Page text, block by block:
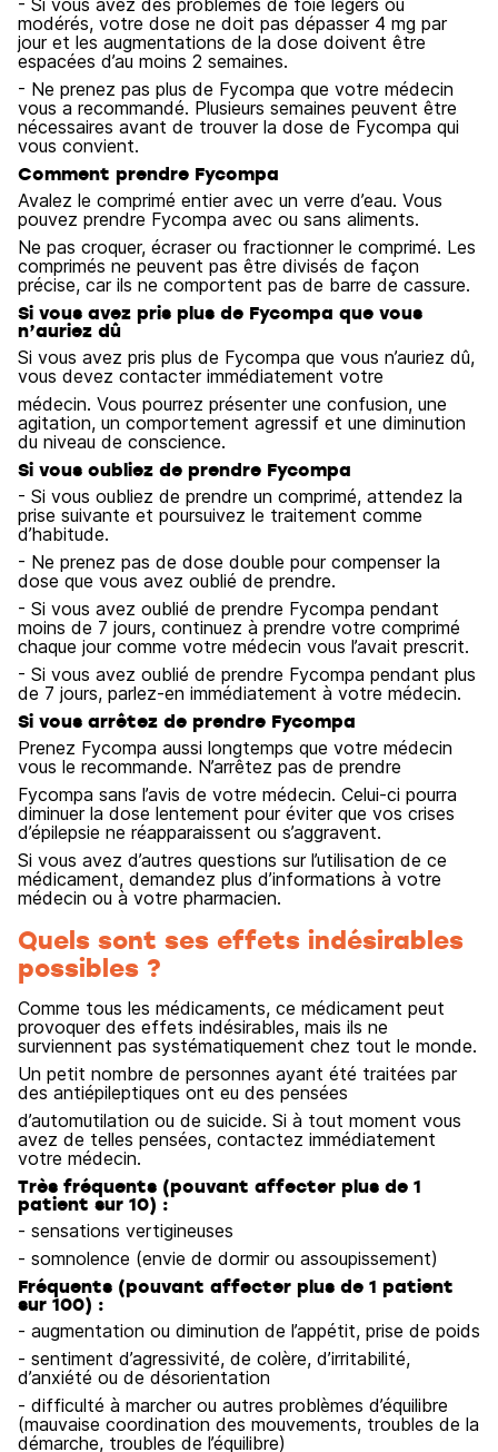
- Si vous avez des problèmes de foie légers ou
modérés, votre dose ne doit pas dépasser 4 mg par
jour et les augmentations de la dose doivent être
espacées d’au moins 2 semaines.
- Ne prenez pas plus de Fycompa que votre médecin
vous a recommandé. Plusieurs semaines peuvent être
nécessaires avant de trouver la dose de Fycompa qui
vous convient.
Comment prendre Fycompa
Avalez le comprimé entier avec un verre d’eau. Vous
pouvez prendre Fycompa avec ou sans aliments.
Ne pas croquer, écraser ou fractionner le comprimé. Les
comprimés ne peuvent pas être divisés de façon
précise, car ils ne comportent pas de barre de cassure.
Si vous avez pris plus de Fycompa que vous
n’auriez dû
Si vous avez pris plus de Fycompa que vous n’auriez dû,
vous devez contacter immédiatement votre
médecin. Vous pourrez présenter une confusion, une
agitation, un comportement agressif et une diminution
du niveau de conscience.
Si vous oubliez de prendre Fycompa
- Si vous oubliez de prendre un comprimé, attendez la
prise suivante et poursuivez le traitement comme
d’habitude.
- Ne prenez pas de dose double pour compenser la
dose que vous avez oublié de prendre.
- Si vous avez oublié de prendre Fycompa pendant
moins de 7 jours, continuez à prendre votre comprimé
chaque jour comme votre médecin vous l’avait prescrit.
- Si vous avez oublié de prendre Fycompa pendant plus
de 7 jours, parlez-en immédiatement à votre médecin.
Si vous arrêtez de prendre Fycompa
Prenez Fycompa aussi longtemps que votre médecin
vous le recommande. N’arrêtez pas de prendre
Fycompa sans l’avis de votre médecin. Celui-ci pourra
diminuer la dose lentement pour éviter que vos crises
d’épilepsie ne réapparaissent ou s’aggravent.
Si vous avez d’autres questions sur l’utilisation de ce
médicament, demandez plus d’informations à votre
médecin ou à votre pharmacien.
Quels sont ses effets indésirables
possibles ?
Comme tous les médicaments, ce médicament peut
provoquer des effets indésirables, mais ils ne
surviennent pas systématiquement chez tout le monde.
Un petit nombre de personnes ayant été traitées par
des antiépileptiques ont eu des pensées
d’automutilation ou de suicide. Si à tout moment vous
avez de telles pensées, contactez immédiatement
votre médecin.
Très fréquents (pouvant affecter plus de 1
patient sur 10) :
- sensations vertigineuses
- somnolence (envie de dormir ou assoupissement)
Fréquents (pouvant affecter plus de 1 patient
sur 100) :
- augmentation ou diminution de l’appétit, prise de poids
- sentiment d’agressivité, de colère, d’irritabilité,
d’anxiété ou de désorientation
- difficulté à marcher ou autres problèmes d’équilibre
(mauvaise coordination des mouvements, troubles de la
démarche, troubles de l’équilibre)